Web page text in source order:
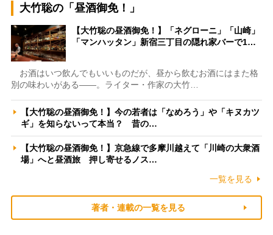
大竹聡の「昼酒御免！」
【大竹聡の昼酒御免！】「ネグローニ」「山崎」
「マンハッタン」新宿三丁目の隠れ家バーで1…
お酒はいつ飲んでもいいものだが、昼から飲むお酒にはまた格
別の味わいがある――。ライター・作家の大竹…
【大竹聡の昼酒御免！】今の若者は「なめろう」や「キヌカツ
ギ」を知らないって本当？ 昔の…
【大竹聡の昼酒御免！】京急線で多摩川越えて「川崎の大衆酒
場」へと昼酒旅 押し寄せるノス…
一覧を見る
著者・連載の一覧を見る